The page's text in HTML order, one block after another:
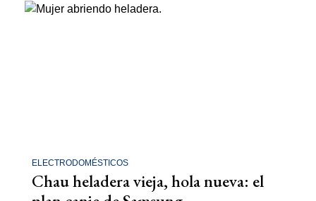
ELECTRODOMÉSTICOS
Chau heladera vieja, hola nueva: el